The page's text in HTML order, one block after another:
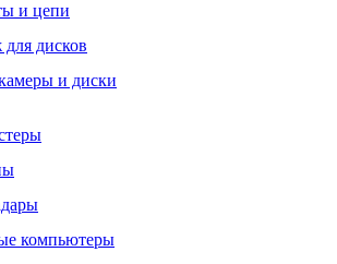
и цепи
дисков
и диски
компьютеры